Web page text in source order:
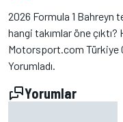
2026 Formula 1 Bahreyn
hangi takımlar öne
Motorsport.com Türkiye
Yorumladı.
Yorumlar